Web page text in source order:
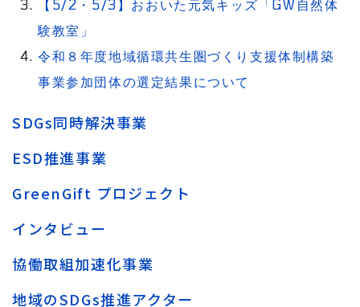
【5/2・5/3】おおいた元気キッズ「GW自然体
験教室」
令和８年度地域循環共生圏づくり支援体制構築
事業参加団体の選定結果について
SDGs同時解決事業
ESD推進事業
GreenGift プロジェクト
インタビュー
協働取組加速化事業
地域のSDGs推進アクター